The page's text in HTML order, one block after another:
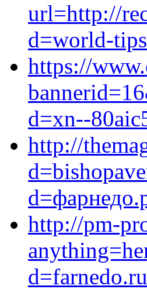
url=http://
d=world-
https://
d=xn--
http://
http://pm-